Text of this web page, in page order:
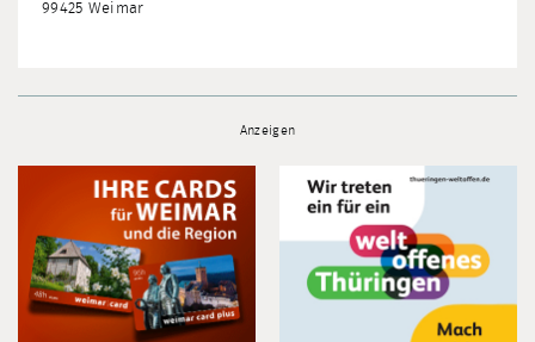
99425 Weimar
Anzeigen